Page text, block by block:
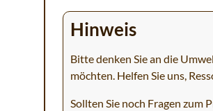
Hinweis
Bitte denken Sie an die
möchten. Helfen Sie uns,
Sollten Sie noch Fragen zum